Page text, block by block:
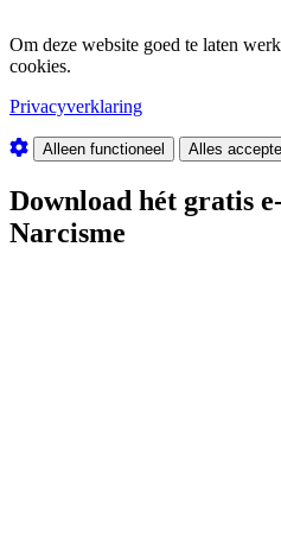
Om deze website goed te laten
cookies.
Privacyverklaring
Alleen functioneel Alles
Download hét gratis
Narcisme